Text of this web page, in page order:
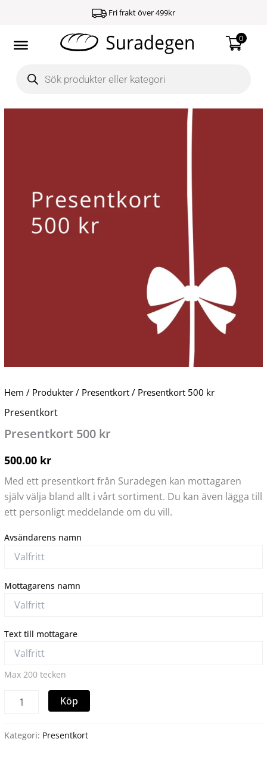
innehåll
Fri frakt över 499kr
0
search
Hem / Produkter / Presentkort / Presentkort 500 kr
Presentkort
Presentkort 500 kr
500.00 kr
Med ett presentkort från Suradegen kan mottagaren
själv välja bland allt i vårt sortiment. Du kan även lägga till
ett personligt meddelande om du vill.
Avsändarens namn
Mottagarens namn
Text till mottagare
Max 200 tecken
Köp
Kategori: Presentkort